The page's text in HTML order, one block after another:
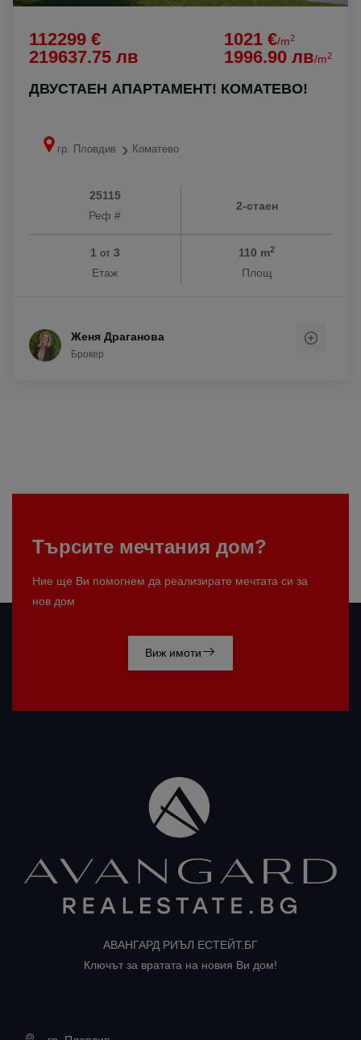
112299 €
219637.75 лв
1021 €/m2
1996.90 лв/m2
ДВУСТАЕН АПАРТАМЕНТ! КОМАТЕВО!
гр. Пловдив Коматево
25115
Реф #
2-стаен
1 от3
Етаж
110 m2
Площ
Женя Драганова
Брокер
Търсите мечтания дом?
Ние ще Ви помогнем да реализирате мечтата си за
нов дом
Виж имоти
АВАНГАРД РИЪЛ ЕСТЕЙТ.БГ
Ключът за вратата на новия Ви дом!